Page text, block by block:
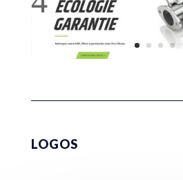
LOGOS